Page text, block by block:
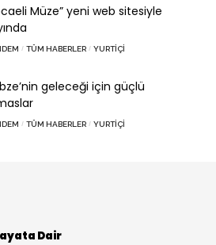
Müze” yeni web sitesiyle
TÜM HABERLER YURTIÇI
geleceği için güçlü
TÜM HABERLER YURTIÇI
Dair